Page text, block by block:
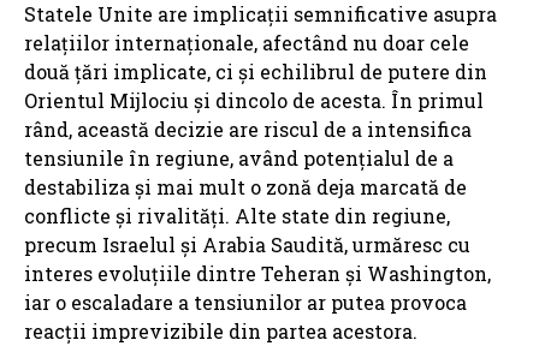
Statele Unite are implicații semnificative asupra
relațiilor internaționale, afectând nu doar cele
două țări implicate, ci și echilibrul de putere din
Orientul Mijlociu și dincolo de acesta. În primul
rând, această decizie are riscul de a intensifica
tensiunile în regiune, având potențialul de a
destabiliza și mai mult o zonă deja marcată de
conflicte și rivalități. Alte state din regiune,
precum Israelul și Arabia Saudită, urmăresc cu
interes evoluțiile dintre Teheran și Washington,
iar o escaladare a tensiunilor ar putea provoca
reacții imprevizibile din partea acestora.